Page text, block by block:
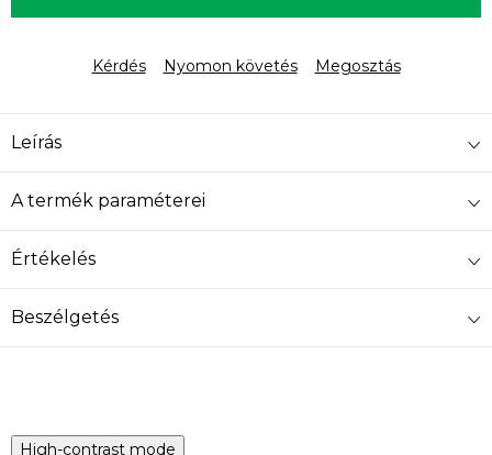
Kérdés Nyomon követés Megosztás
Leírás
A termék paraméterei
Értékelés
Beszélgetés
High-contrast mode